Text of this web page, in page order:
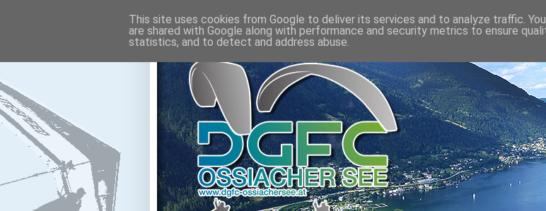
This site uses cookies from Google to deliver its services and to analyze traffic.
are shared with Google along with performance and security metrics to ensure
statistics, and to detect and address abuse.